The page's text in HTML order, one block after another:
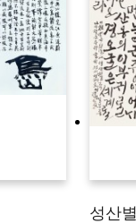
성산